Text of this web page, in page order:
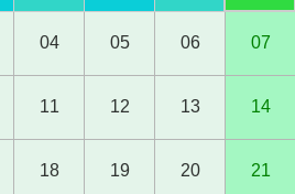
04 05 06 07
11 12 13 14
18 19 20 21